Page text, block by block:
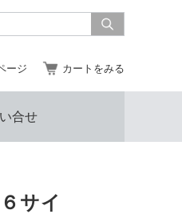
ージ カートをみる
合せ
サイ